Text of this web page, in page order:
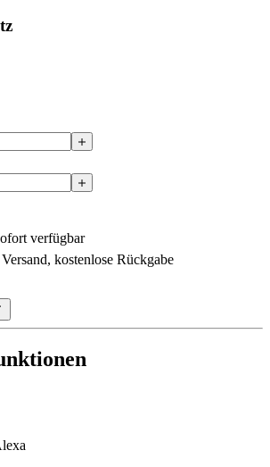
verfügbar
kostenlose Rückgabe